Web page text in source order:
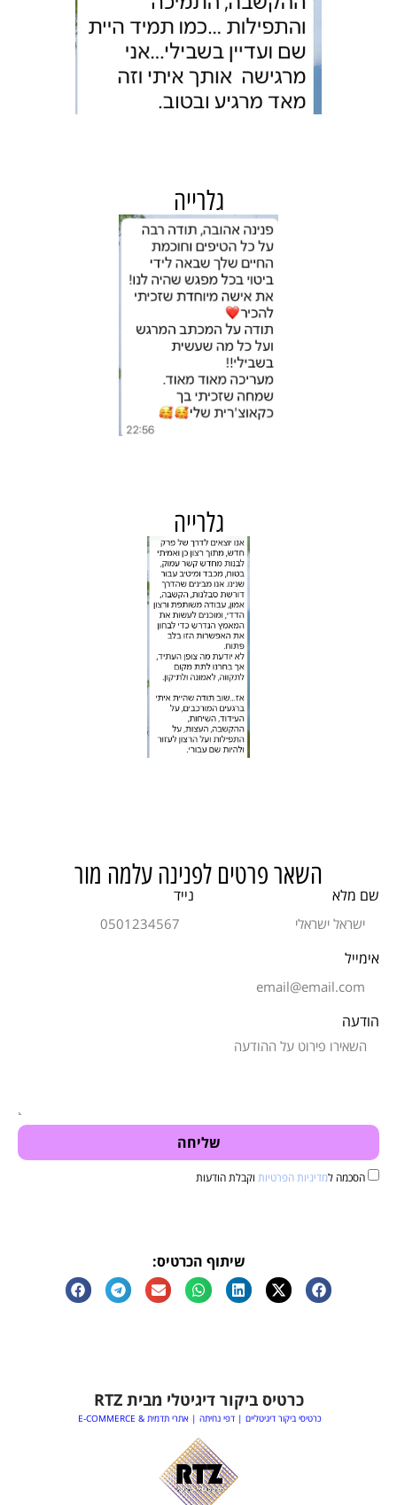
גלרייה
גלרייה
השאר פרטים לפנינה עלמה מור
שם מלא נייד
אימייל
הודעה
הסכמה למדיניות הפרטיות וקבלת הודעות
שליחה
שיתוף הכרטיס:
כרטיס ביקור דיגיטלי מבית RTZ
כרטיסי ביקור דיגיטליים | דפי נחיתה | אתרי תדמית & E-COMMERCE